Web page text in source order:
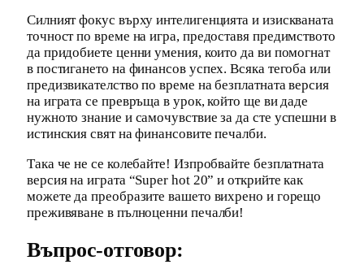
Силният фокус върху интелигенцията и изискваната
точност по време на игра, предоставя предимството
да придобиете ценни умения, които да ви помогнат
в постигането на финансов успех. Всяка тегоба или
предизвикателство по време на безплатната версия
на играта се превръща в урок, който ще ви даде
нужното знание и самочувствие за да сте успешни в
истинския свят на финансовите печалби.
Така че не се колебайте! Изпробвайте безплатната
версия на играта “Super hot 20” и открийте как
можете да преобразите вашето вихрено и горещо
преживяване в пълноценни печалби!
Въпрос-отговор: